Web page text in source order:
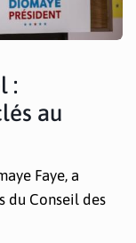
:
au
Faye, a
du Conseil des